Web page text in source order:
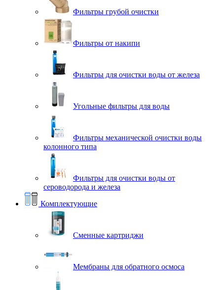
Фильтры грубой очистки
Фильтры от накипи
Фильтры для очистки воды от железа
Угольные фильтры для воды
Фильтры механической очистки воды
колонного типа
Фильтры для очистки воды от
сероводорода и железа
Комплектующие
Сменные картриджи
Мембраны для обратного осмоса